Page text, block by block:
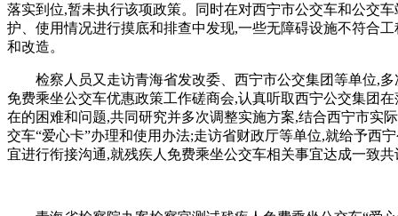
落实到位,暂未执行该项政策。同时在对西宁市公交车和公交
护、使用情况进行摸底和排查中发现,一些无障碍设施不符合
和改造。
检察人员又走访青海省发改委、西宁市公交集团等单位,
免费乘坐公交车优惠政策工作磋商会,认真听取西宁公交集团
在的困难和问题,共同研究并多次调整实施方案,结合西宁市实
交车“爱心卡”办理和使用办法;走访省财政厅等单位,就给予西
宜进行衔接沟通,就残疾人免费乘坐公交车相关事宜达成一致共